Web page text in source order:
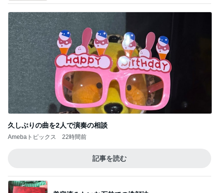
久しぶりの曲を2人で演奏の相談
Amebaトピックス 22時間前
記事を読む